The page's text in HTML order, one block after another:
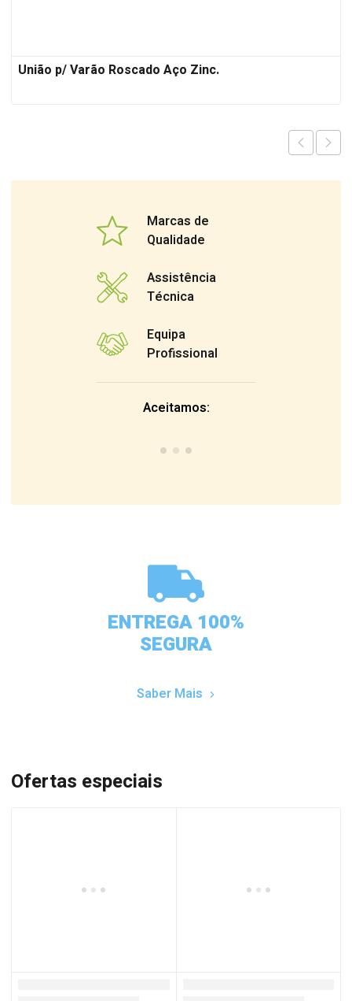
União p/ Varão Roscado Aço Zinc.
Marcas de
Qualidade
Assistência
Técnica
Equipa
Profissional
Aceitamos:
ENTREGA 100%
SEGURA
Saber Mais
Ofertas especiais